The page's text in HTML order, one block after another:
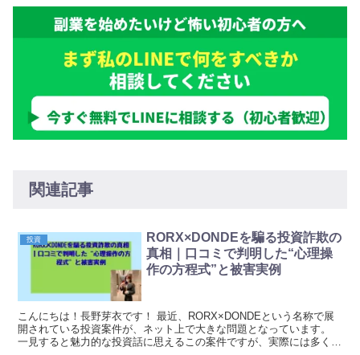
関連記事
投資
RORX×DONDEを騙る投資詐欺の
真相｜口コミで判明した“心理操
作の方程式”と被害実例
こんにちは！長野芽衣です！ 最近、RORX×DONDEという名称で展
開されている投資案件が、ネット上で大きな問題となっています。
一見すると魅力的な投資話に思えるこの案件ですが、実際には多くの